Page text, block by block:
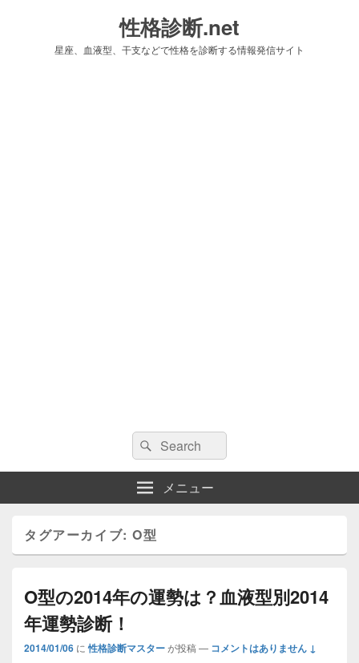
性格診断.net
星座、血液型、干支などで性格を診断する情報発信サイト
検
索:
検
索
メニュー
タグアーカイブ:O型
O型の2014年の運勢は？血液型別2014
年運勢診断！
2014/01/06 に 性格診断マスターが投稿 — コメントはありません ↓